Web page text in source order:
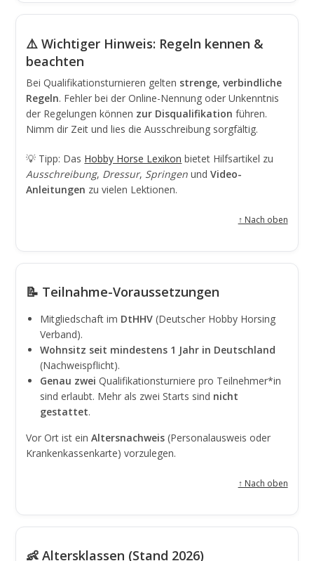
⚠️ Wichtiger Hinweis: Regeln kennen &
beachten
Bei Qualifikationsturnieren gelten strenge, verbindliche
Regeln. Fehler bei der Online-Nennung oder Unkenntnis
der Regelungen können zur Disqualifikation führen.
Nimm dir Zeit und lies die Ausschreibung sorgfältig.
💡 Tipp: Das Hobby Horse Lexikon bietet Hilfsartikel zu
Ausschreibung, Dressur, Springen undVideo-
Anleitungen zu vielen Lektionen.
↑ Nach oben
📝 Teilnahme-Voraussetzungen
Mitgliedschaft im DtHHV (Deutscher Hobby Horsing
Verband).
Wohnsitz seit mindestens 1 Jahr in Deutschland
(Nachweispflicht).
Genau zwei Qualifikationsturniere pro Teilnehmer*in
sind erlaubt. Mehr als zwei Starts sind nicht
gestattet.
Vor Ort ist einAltersnachweis (Personalausweis oder
Krankenkassenkarte) vorzulegen.
↑ Nach oben
👶 Altersklassen (Stand 2026)